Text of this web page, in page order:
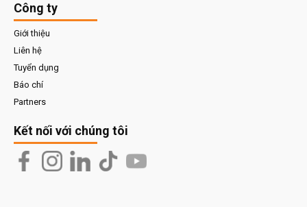
Công ty
Giới thiệu
Liên hệ
Tuyển dụng
Báo chí
Partners
Kết nối với chúng tôi